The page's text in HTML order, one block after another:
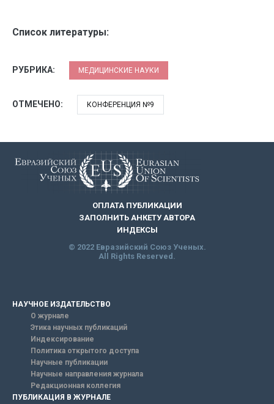
Список литературы:
РУБРИКА: МЕДИЦИНСКИЕ НАУКИ
ОТМЕЧЕНО: КОНФЕРЕНЦИЯ №9
ОПЛАТА ПУБЛИКАЦИИ
ЗАПОЛНИТЬ АНКЕТУ АВТОРА
ИНДЕКСЫ
© 2022 Евразийский Союз Ученых.
All Rights Reserved.
НАУЧНОЕ ИЗДАТЕЛЬСТВО
О журнале
Этика научных публикаций
Индексирование
Политика открытого доступа
Научные публикации
Научные направления журнала
Редакционная коллегия
ПУБЛИКАЦИЯ В ЖУРНАЛЕ